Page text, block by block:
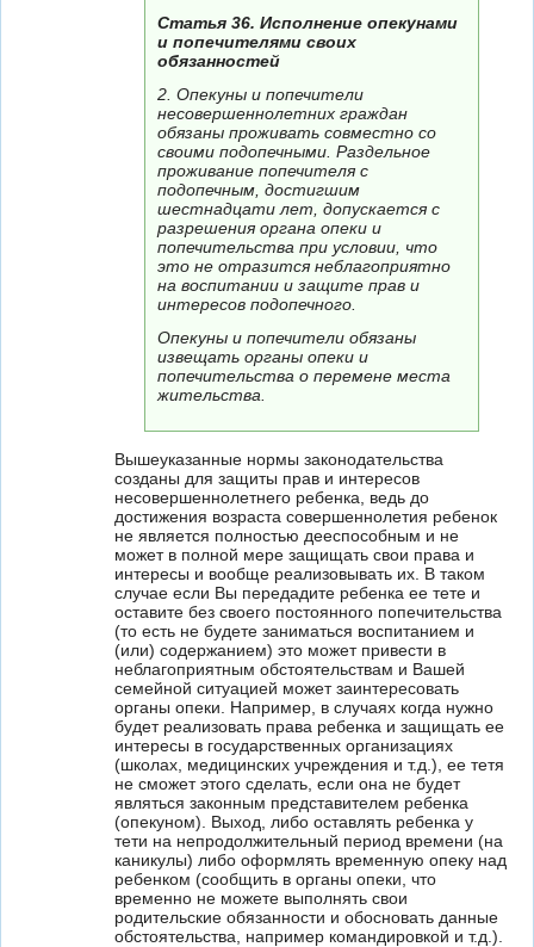
Статья 36. Исполнение опекунами
и попечителями своих
обязанностей
2. Опекуны и попечители
несовершеннолетних граждан
обязаны проживать совместно со
своими подопечными. Раздельное
проживание попечителя с
подопечным, достигшим
шестнадцати лет, допускается с
разрешения органа опеки и
попечительства при условии, что
это не отразится неблагоприятно
на воспитании и защите прав и
интересов подопечного.
Опекуны и попечители обязаны
извещать органы опеки и
попечительства о перемене места
жительства.
Вышеуказанные нормы законодательства
созданы для защиты прав и интересов
несовершеннолетнего ребенка, ведь до
достижения возраста совершеннолетия ребенок
не является полностью дееспособным и не
может в полной мере защищать свои права и
интересы и вообще реализовывать их. В таком
случае если Вы передадите ребенка ее тете и
оставите без своего постоянного попечительства
(то есть не будете заниматься воспитанием и
(или) содержанием) это может привести в
неблагоприятным обстоятельствам и Вашей
семейной ситуацией может заинтересовать
органы опеки. Например, в случаях когда нужно
будет реализовать права ребенка и защищать ее
интересы в государственных организациях
(школах, медицинских учреждения и т.д.), ее тетя
не сможет этого сделать, если она не будет
являться законным представителем ребенка
(опекуном). Выход, либо оставлять ребенка у
тети на непродолжительный период времени (на
каникулы) либо оформлять временную опеку над
ребенком (сообщить в органы опеки, что
временно не можете выполнять свои
родительские обязанности и обосновать данные
обстоятельства, например командировкой и т.д.).